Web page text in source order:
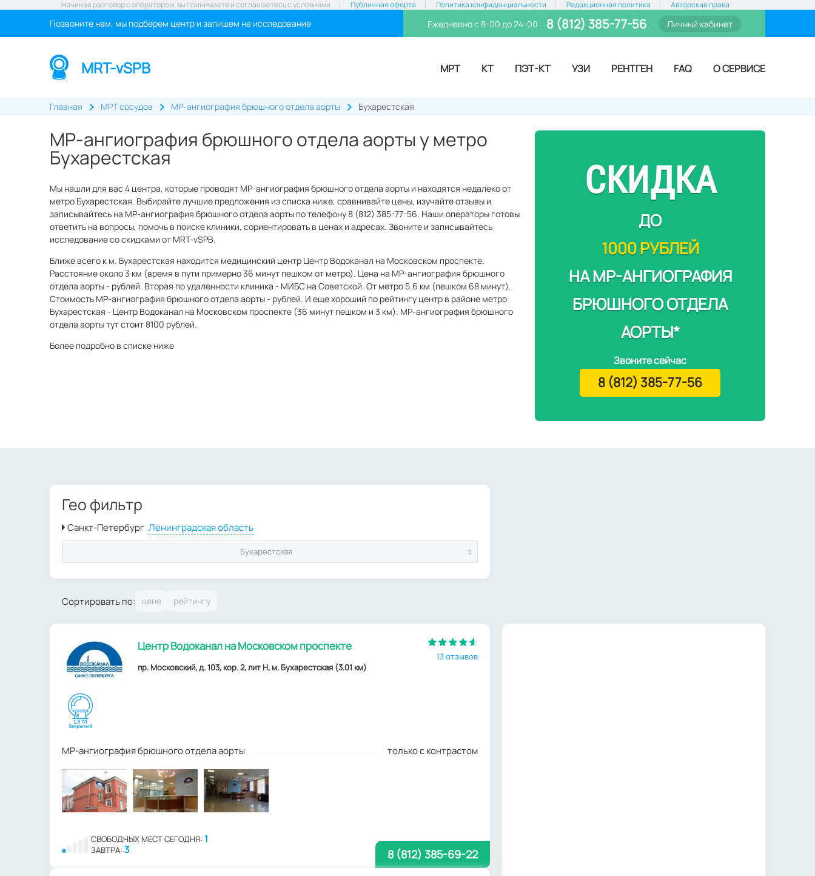
Начиная разговор с оператором, вы принимаете и соглашаетесь с условиями Публичная оферта Политика конфиденциальности Редакционная политика Авторские права
Позвоните нам, мы подберем центр и запишем на исследование Ежедневно с 8-00 до 24-00 8 (812) 385-77-56 Личный кабинет
MRT-vSPB МРТ КТ ПЭТ-КТ УЗИ РЕНТГЕН FAQ О СЕРВИСЕ
Главная МРТ сосудов МР-ангиография брюшного отдела аорты Бухарестская
МР-ангиография брюшного отдела аорты у метро
Бухарестская
Мы нашли для вас 4 центра, которые проводят МР-ангиография брюшного отдела аорты и находятся недалеко от
метро Бухарестская. Выбирайте лучшие предложения из списка ниже, сравнивайте цены, изучайте отзывы и
записывайтесь на МР-ангиография брюшного отдела аорты по телефону 8 (812) 385-77-56. Наши операторы готовы
ответить на вопросы, помочь в поиске клиники, сориентировать в ценах и адресах. Звоните и записывайтесь
исследование со скидками от MRT-vSPB.
Ближе всего к м. Бухарестская находится медицинский центр Центр Водоканал на Московском проспекте.
Расстояние около 3 км (время в пути примерно 36 минут пешком от метро). Цена на МР-ангиография брюшного
отдела аорты - рублей. Вторая по удаленности клиника - МИБС на Советской. От метро 5.6 км (пешком 68 минут).
Стоимость МР-ангиография брюшного отдела аорты - рублей. И еще хороший по рейтингу центр в районе метро
Бухарестская - Центр Водоканал на Московском проспекте (36 минут пешком и 3 км). МР-ангиография брюшного
отдела аорты тут стоит 8100 рублей.
Более подробно в списке ниже
СКИДКА
ДО
1000 РУБЛЕЙ
НА МР-АНГИОГРАФИЯ
БРЮШНОГО ОТДЕЛА
АОРТЫ*
Звоните сейчас
8 (812) 385-77-56
Гео фильтр
Бухарестская
Сортировать по:
Центр Водоканал на Московском проспекте
пр. Московский, д. 103, кор. 2, лит Н, м. Бухарестская (3.01 км)
13 отзывов
МР-ангиография брюшного отдела аорты только с контрастом
СВОБОДНЫХ МЕСТ СЕГОДНЯ: 1
ЗАВТРА: 3 8 (812) 385-69-22